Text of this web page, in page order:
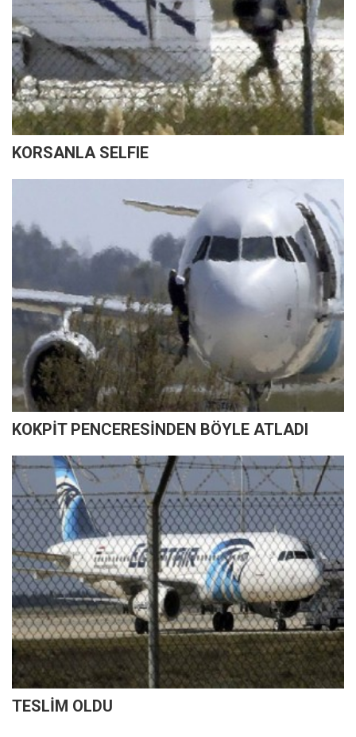
KORSANLA SELFIE
KOKPİT PENCERESİNDEN BÖYLE ATLADI
TESLİM OLDU